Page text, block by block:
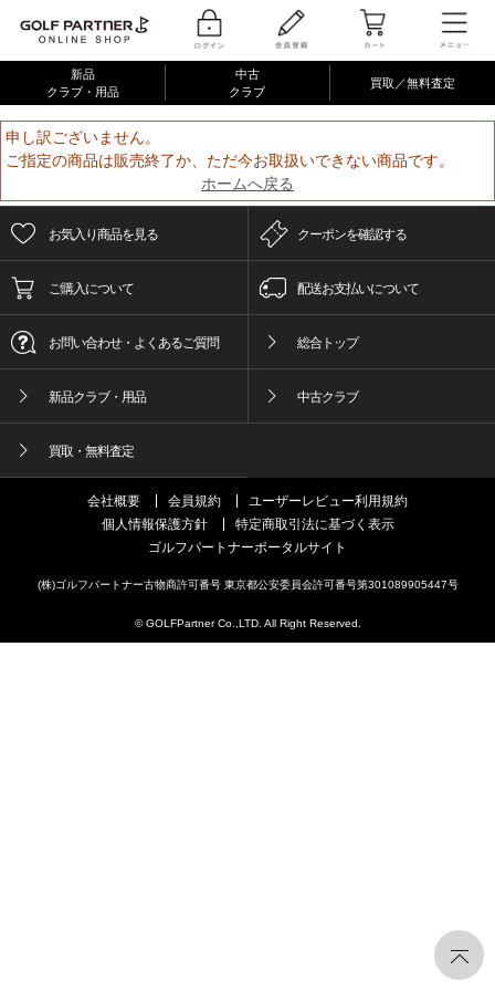
新品
クラブ・用品
中古
クラブ
買取／無料査定
申し訳ございません。
ご指定の商品は販売終了か、ただ今お取扱いできない商品です。
ホームへ戻る
お気入り商品を見る クーポンを確認する
ご購入について 配送お支払いについて
お問い合わせ・よくあるご質問 総合トップ
新品クラブ・用品 中古クラブ
買取・無料査定
会社概要 会員規約
ユーザーレビュー利用規約
個人情報保護方針
特定商取引法に基づく表示
ゴルフパートナーポータルサイト
(株)ゴルフパートナー古物商許可番号 東京都公安委員会許可番号第301089905447号
© GOLFPartner Co.,LTD. All Right Reserved.